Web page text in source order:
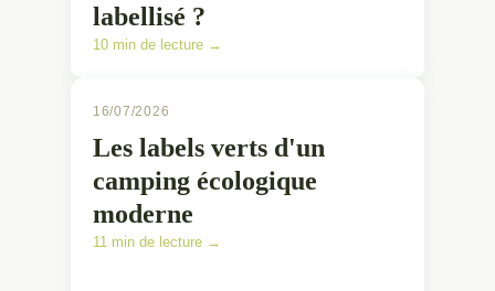
labellisé ?
10 min de lecture →
16/07/2026
Les labels verts d'un
camping écologique
moderne
11 min de lecture →